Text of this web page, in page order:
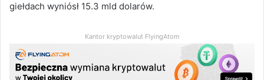
giełdach wyniósł 15.3 mld dolarów.
Kantor kryptowalut FlyingAtom